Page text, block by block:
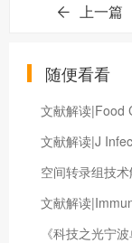
上一篇
随便看看